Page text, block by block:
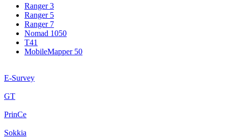
Ranger 3
Ranger 5
Ranger 7
Nomad 1050
T41
MobileMapper 50
E-Survey
GT
PrinCe
Sokkia